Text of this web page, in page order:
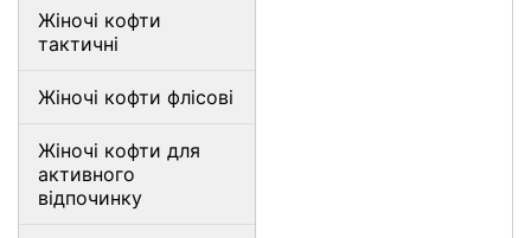
Жіночі кофти
тактичні
Жіночі кофти флісові
Жіночі кофти для
активного
відпочинку